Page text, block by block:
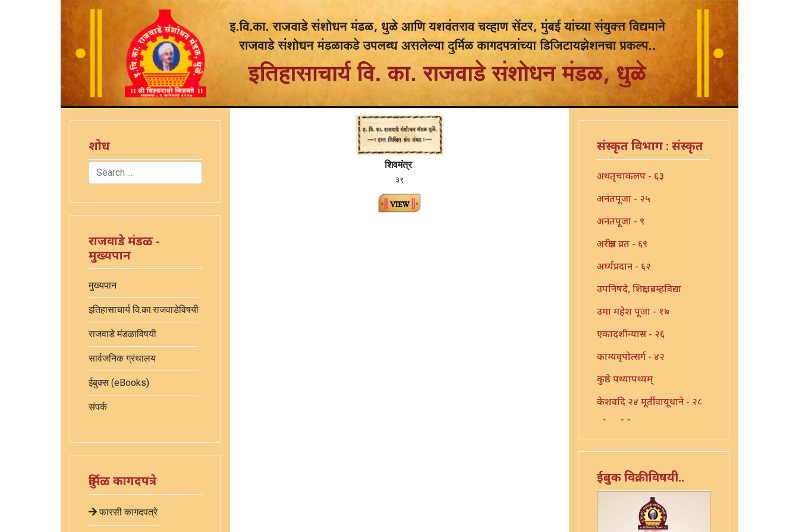
शोध
Search
राजवाडे मंडळ -
मुख्यपान
मुख्यपान
इतिहासाचार्य वि.का.राजवाडेविषयी
राजवाडे मंडळाविषयी
सार्वजनिक ग्रंथालय
ईबुक्स (eBooks)
संपर्क
दुर्मिळ कागदपत्रे
फारसी कागदपत्रे
शिवमंत्र
३९
संस्कृत विभाग : संस्कृत
अथतृचाकलप - ६३
अनंतपूजा - २५
अनंतपूजा - ९
अरक्षीत्र व्रत - ६९
अर्घ्यप्रदान - ६२
उपनिषदे, शिक्षा, ब्रम्हविद्या
उमा महेश पूजा - १७
एकादशीन्यास - २६
काम्यवृपोत्सर्ग - ४२
कुष्ठे पथ्यापथ्यम्
केशवदि २४ मूर्तीवायूधाने - २८
कोजागीरी पूजा - १८
गणपति पार्थिव पूजा - ५६
गुरुचिदंबराय - ३०
गुरोराधन - ८
ईबुक विक्रीविषयी..